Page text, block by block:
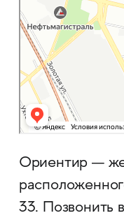
Ориентир —
33. Позвонить